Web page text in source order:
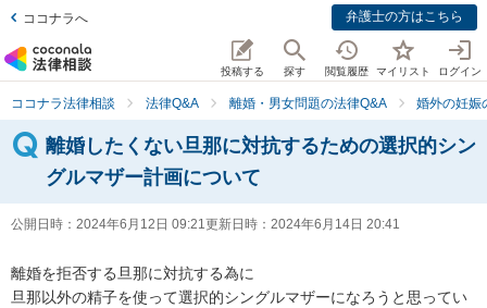
ココナラへ 弁護士の方はこちら
投稿する 探す 閲覧履歴 マイリスト ログイン
ココナラ法律相談 法律Q&A 離婚・男女問題の法律Q&A 婚外の妊娠
離婚したくない旦那に対抗するための選択的シン
グルマザー計画について
公開日時： 2024年6月12日 09:21更新日時： 2024年6月14日 20:41
離婚を拒否する旦那に対抗する為に
旦那以外の精子を使って選択的シングルマザーになろうと思ってい